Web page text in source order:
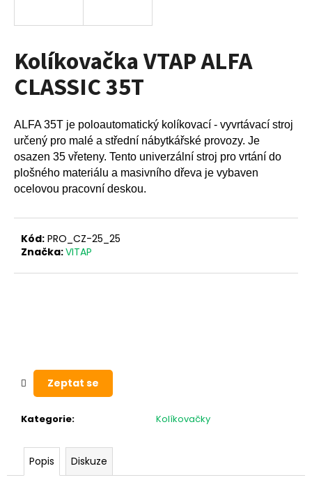
Kolíkovačka VTAP ALFA
CLASSIC 35T
ALFA 35T je poloautomatický kolíkovací - vyvrtávací stroj
určený pro malé a střední nábytkářské provozy. Je
osazen 35 vřeteny. Tento univerzální stroj pro vrtání do
plošného materiálu a masivního dřeva je vybaven
ocelovou pracovní deskou.
Kód: PRO_CZ-25_25
Značka:VITAP
Kategorie: Kolíkovačky
Zeptat se
Popis Diskuze
í
t
?
HLEDAT
D
o
o
m